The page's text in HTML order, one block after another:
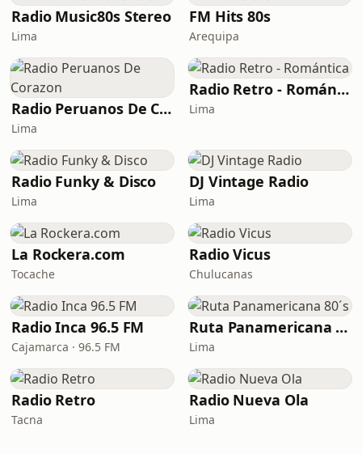
Radio Music80s Stereo
Lima
FM Hits 80s
Arequipa
Radio Peruanos De Corazon
Lima
Radio Retro - Romántica
Lima
Radio Funky & Disco
Lima
DJ Vintage Radio
Lima
La Rockera.com
Tocache
Radio Vicus
Chulucanas
Radio Inca 96.5 FM
Cajamarca · 96.5 FM
Ruta Panamericana 80´s
Lima
Radio Retro
Tacna
Radio Nueva Ola
Lima